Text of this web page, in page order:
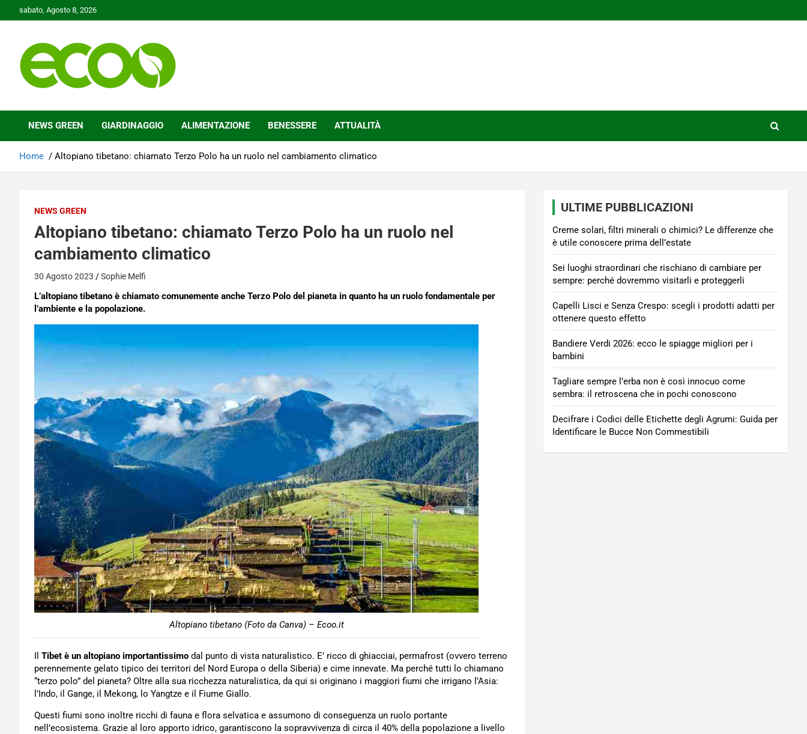
to
sabato, Agosto 8, 2026
Ecoo.it
NEWS GREEN GIARDINAGGIO ALIMENTAZIONE BENESSERE ATTUALITÀ
Home Altopiano tibetano: chiamato Terzo Polo ha un ruolo nel cambiamento climatico
NEWS GREEN
Altopiano tibetano: chiamato Terzo Polo ha un ruolo nel
cambiamento climatico
30 Agosto 2023 Sophie Melfi
L’altopiano tibetano è chiamato comunemente anche Terzo Polo del pianeta in quanto ha un ruolo fondamentale per
l’ambiente e la popolazione.
Altopiano tibetano (Foto da Canva) – Ecoo.it
Il Tibet è un altopiano importantissimo dal punto di vista naturalistico. E’ ricco di ghiacciai, permafrost (ovvero terreno
perennemente gelato tipico dei territori del Nord Europa o della Siberia) e cime innevate. Ma perché tutti lo chiamano
“terzo polo” del pianeta? Oltre alla sua ricchezza naturalistica, da qui si originano i maggiori fiumi che irrigano l’Asia:
l’Indo, il Gange, il Mekong, lo Yangtze e il Fiume Giallo.
Questi fiumi sono inoltre ricchi di fauna e flora selvatica e assumono di conseguenza un ruolo portante
nell’ecosistema. Grazie al loro apporto idrico, garantiscono la sopravvivenza di circa il 40% della popolazione a livello
ULTIME PUBBLICAZIONI
Creme solari, filtri minerali o chimici? Le differenze che
è utile conoscere prima dell’estate
Sei luoghi straordinari che rischiano di cambiare per
sempre: perché dovremmo visitarli e proteggerli
Capelli Lisci e Senza Crespo: scegli i prodotti adatti per
ottenere questo effetto
Bandiere Verdi 2026: ecco le spiagge migliori per i
bambini
Tagliare sempre l’erba non è così innocuo come
sembra: il retroscena che in pochi conoscono
Decifrare i Codici delle Etichette degli Agrumi: Guida per
Identificare le Bucce Non Commestibili